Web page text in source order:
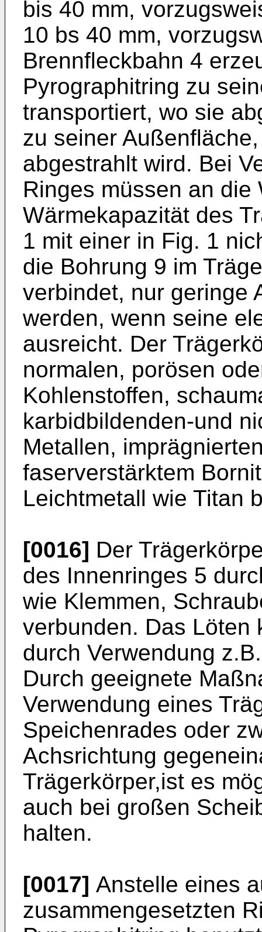
bis 40 mm,
10 bs 40 mm,
Brennfleckbahn 4
Pyrographitring zu
transportiert, wo sie
zu seiner
abgestrahlt wird. Bei
Ringes müssen an
Wärmekapazität des
1 mit einer in Fig. 1
die Bohrung 9 im
verbindet, nur geringe
werden, wenn seine
ausreicht. Der
normalen, porösen
Kohlenstoffen,
karbidbildenden-und
Metallen,
faserverstärktem
Leichtmetall wie Titan
[0016] Der
des Innenringes 5
wie Klemmen,
verbunden. Das Löten
durch Verwendung
Durch geeignete
Verwendung eines
Speichenrades oder
Achsrichtung
Trägerkörper,ist es
auch bei großen
halten.
[0017] Anstelle eines
zusammengesetzten